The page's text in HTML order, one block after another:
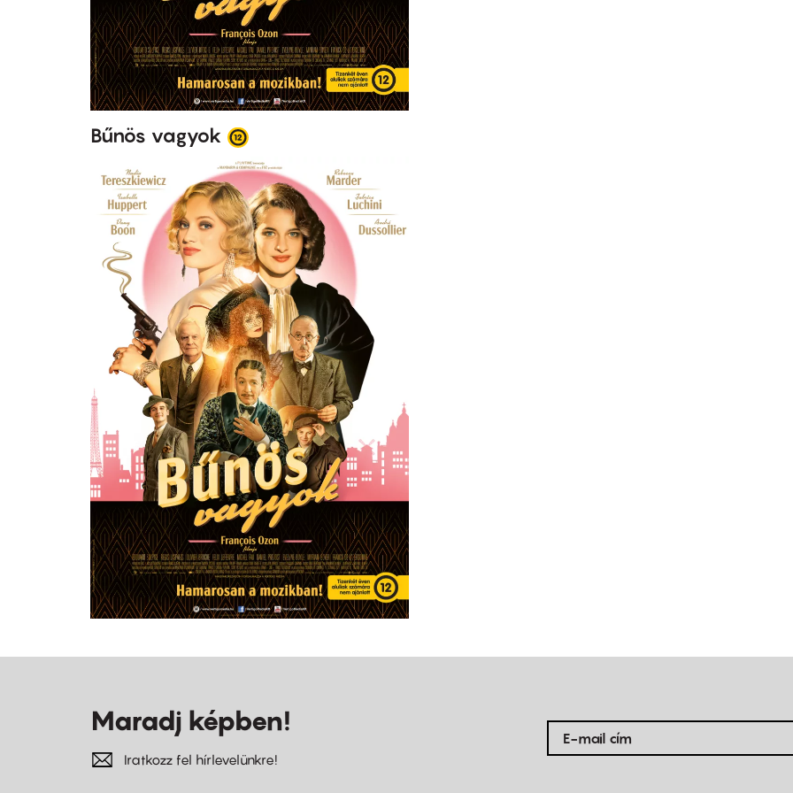
Bűnös vagyok
Maradj képben!
Iratkozz fel hírlevelünkre!